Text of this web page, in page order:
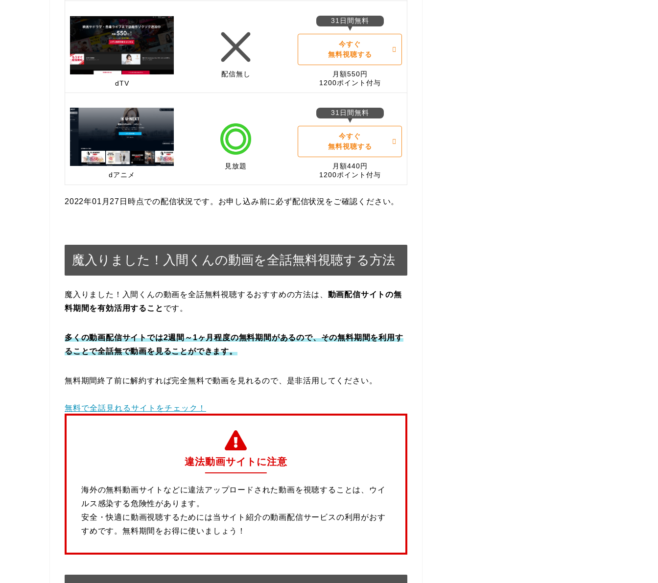
dTV
配信無し
31日間無料
今すぐ
無料視聴する
月額550円
1200ポイント付与
dアニメ
見放題
31日間無料
今すぐ
無料視聴する
月額440円
1200ポイント付与
2022年01月27日時点での配信状況です。お申し込み前に必ず配信状況をご確認ください。
魔入りました！入間くんの動画を全話無料視聴する方法
魔入りました！入間くんの動画を全話無料視聴するおすすめの方法は、 動画配信サイトの無
料期間を有効活用すること です。
多くの動画配信サイトでは2週間～1ヶ月程度の無料期間があるので、その無料期間を利用す
ることで全話無で動画を見ることができます。
無料期間終了前に解約すれば完全無料で動画を見れるので、是非活用してください。
無料で全話見れるサイトをチェック！
違法動画サイトに注意
海外の無料動画サイトなどに違法アップロードされた動画を視聴することは、ウイ
ルス感染する危険性があります。
安全・快適に動画視聴するためには当サイト紹介の動画配信サービスの利用がおす
すめです。無料期間をお得に使いましょう！